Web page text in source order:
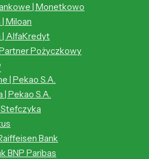
| Monetkowo
Miloan
| AlfaKredyt
Pożyczkowy
| Pekao S.A.
Pekao S.A.
Stefczyka
Bank
BNP Paribas